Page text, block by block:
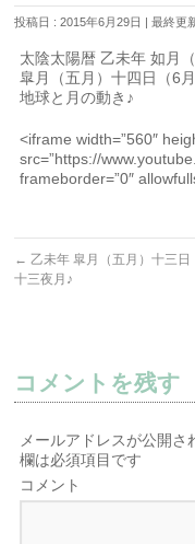
投稿日 : 2015年6月29日 最終更
太陰太陽暦 乙未年 如月
皐月（五月）十四日（6
地球と月の動き♪
<iframe width=”560″
src=”https://
frameborder=”0″
← 乙未年 皐月（五月）十三
十三夜月♪
コメントを残す
メールアドレスが公開さ
欄は必須項目です
コメント